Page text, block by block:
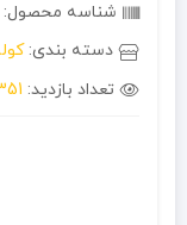
شناسه محصول:
دسته بندی:
تعداد بازدید: 351